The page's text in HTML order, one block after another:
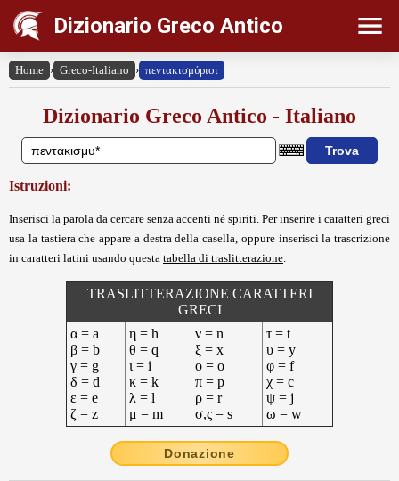
Dizionario Greco Antico
Home › Greco-Italiano › πεντακισμύριοι
Dizionario Greco Antico - Italiano
Istruzioni:
Inserisci la parola da cercare senza accenti né spiriti. Per inserire i caratteri greci
usa la tastiera che appare a destra della casella, oppure inserisci la trascrizione
in caratteri latini usando questa tabella di traslitterazione
TRASLITTERAZIONE CARATTERI
GRECI
α = a
β = b
γ = g
δ = d
ε = e
ζ = z
η = h
θ = q
ι = i
κ = k
λ = l
μ = m
ν = n
ξ = x
ο = o
π = p
ρ = r
σ,ς = s
τ = t
υ = y
φ = f
χ = c
ψ = j
ω = w
Donazione